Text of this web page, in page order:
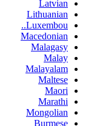
Latvian
Lithuanian
Luxembou..
Macedonian
Malagasy
Malay
Malayalam
Maltese
Maori
Marathi
Mongolian
Burmese